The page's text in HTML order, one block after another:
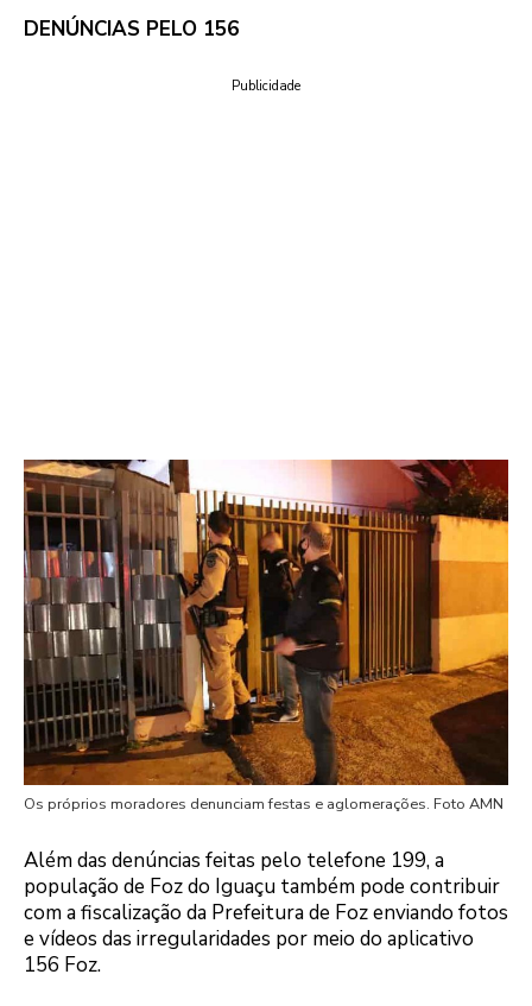
DENÚNCIAS PELO 156
Publicidade
Os próprios moradores denunciam festas e aglomerações. Foto AMN
Além das denúncias feitas pelo telefone 199, a
população de Foz do Iguaçu também pode contribuir
com a fiscalização da Prefeitura de Foz enviando fotos
e vídeos das irregularidades por meio do aplicativo
156 Foz.